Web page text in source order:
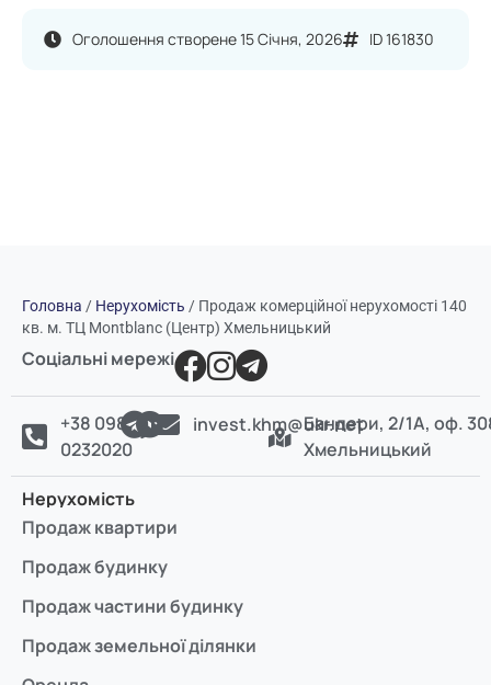
Оголошення створене 15 Січня, 2026 ID 161830
Головна / Нерухомість / Продаж комерційної нерухомості 140
кв. м. ТЦ Montblanc (Центр) Хмельницький
Соціальні мережі
+38 098
0232020
invest.khm@ukr.netБандери, 2/1А, оф.
Хмельницький
Нерухомість
Продаж квартири
Продаж будинку
Продаж частини будинку
Продаж земельної ділянки